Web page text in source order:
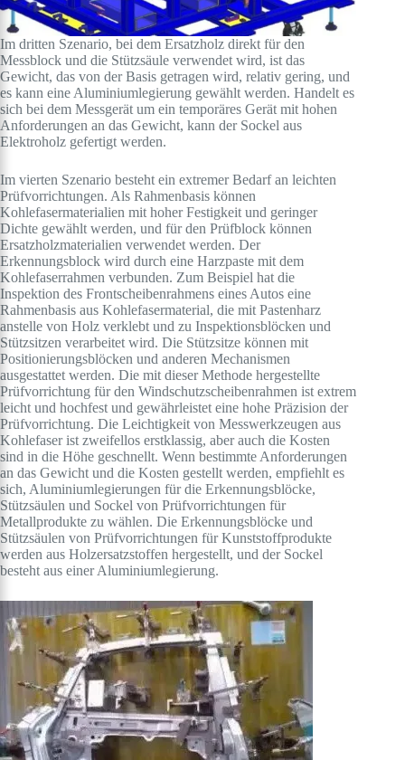
Im dritten Szenario, bei dem Ersatzholz direkt für den
Messblock und die Stützsäule verwendet wird, ist das
Gewicht, das von der Basis getragen wird, relativ gering, und
es kann eine Aluminiumlegierung gewählt werden. Handelt es
sich bei dem Messgerät um ein temporäres Gerät mit hohen
Anforderungen an das Gewicht, kann der Sockel aus
Elektroholz gefertigt werden.
Im vierten Szenario besteht ein extremer Bedarf an leichten
Prüfvorrichtungen. Als Rahmenbasis können
Kohlefasermaterialien mit hoher Festigkeit und geringer
Dichte gewählt werden, und für den Prüfblock können
Ersatzholzmaterialien verwendet werden. Der
Erkennungsblock wird durch eine Harzpaste mit dem
Kohlefaserrahmen verbunden. Zum Beispiel hat die
Inspektion des Frontscheibenrahmens eines Autos eine
Rahmenbasis aus Kohlefasermaterial, die mit Pastenharz
anstelle von Holz verklebt und zu Inspektionsblöcken und
Stützsitzen verarbeitet wird. Die Stützsitze können mit
Positionierungsblöcken und anderen Mechanismen
ausgestattet werden. Die mit dieser Methode hergestellte
Prüfvorrichtung für den Windschutzscheibenrahmen ist extrem
leicht und hochfest und gewährleistet eine hohe Präzision der
Prüfvorrichtung. Die Leichtigkeit von Messwerkzeugen aus
Kohlefaser ist zweifellos erstklassig, aber auch die Kosten
sind in die Höhe geschnellt. Wenn bestimmte Anforderungen
an das Gewicht und die Kosten gestellt werden, empfiehlt es
sich, Aluminiumlegierungen für die Erkennungsblöcke,
Stützsäulen und Sockel von Prüfvorrichtungen für
Metallprodukte zu wählen. Die Erkennungsblöcke und
Stützsäulen von Prüfvorrichtungen für Kunststoffprodukte
werden aus Holzersatzstoffen hergestellt, und der Sockel
besteht aus einer Aluminiumlegierung.